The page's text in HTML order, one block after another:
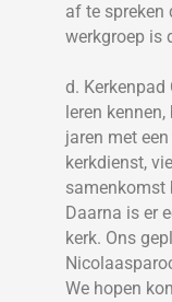
af te spreken
werkgroep is
d. Kerkenpad
leren
jaren met
kerkdienst,
samenkomst
Daarna is er
kerk. Ons
We hopen